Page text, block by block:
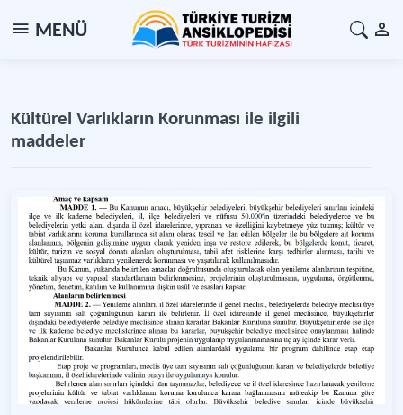
MENÜ
Kültürel Varlıkların Korunması ile ilgili
maddeler